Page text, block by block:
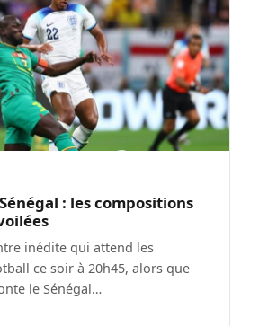
: les compositions
inédite qui attend les
ce soir à 20h45, alors que
le Sénégal…